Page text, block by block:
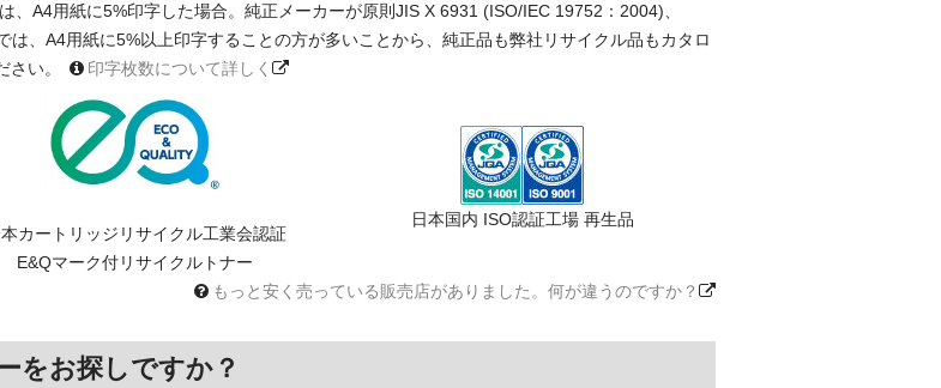
、A4用紙に5%印字した場合。純正メーカーが原則JIS X 6931 (ISO/IEC 19752：2004)、
、A4用紙に5%以上印字することの方が多いことから、純正品も弊社リサイクル品もカタロ
さい。
印字枚数について詳しく
本カートリッジリサイクル工業会認証
E&Qマーク付リサイクルトナー
日本国内 ISO認証工場 再生品
もっと安く売っている販売店がありました。何が違うのですか？
をお探しですか？